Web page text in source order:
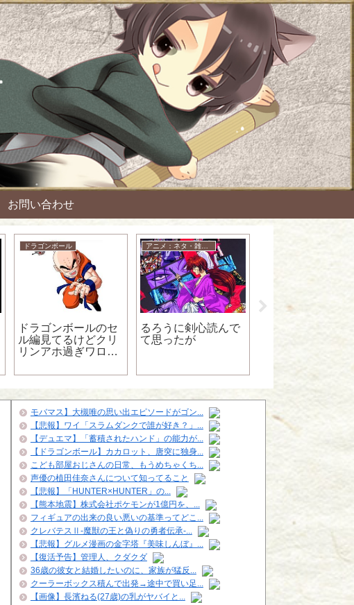
お問い合わせ
ドラゴンボール
ドラゴンボールのセ
ル編見てるけどクリ
リンアホ過ぎワロタ
るろうに剣心読んで
て思ったが
タイムループ物っ
モバマス】大槻唯の思い出エピソードがゴン...
【悲報】ワイ「スラムダンクで誰が好き？」...
【デュエマ】「蓄積されたハンド」の能力が...
【ドラゴンボール】カカロット、唐突に独身...
こども部屋おじさんの日常、もうめちゃくち...
声優の植田佳奈さんについて知ってること
【悲報】「HUNTER×HUNTER」の...
【熊本地震】株式会社ポケモンが1億円を、...
フィギュアの出来の良い悪いの基準ってどこ...
クレバテスⅡ-魔獣の王と偽りの勇者伝承-...
【悲報】グルメ漫画の金字塔『美味しんぼ』...
【復活予告】管理人、クダクダ
36歳の彼女と結婚したいのに、家族が猛反...
クーラーボックス積んで出発→途中で買い足...
【画像】長濱ねる(27歳)の乳がヤバイと...